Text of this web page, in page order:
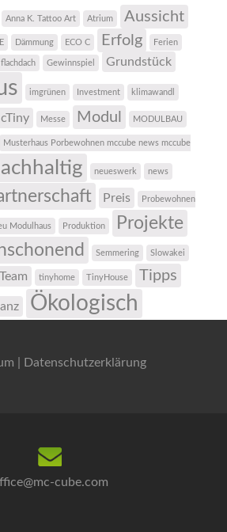
Anna K. Tattoo Art Atrium Aussicht
Dämmung ECO C Erfolg Ferien
flachdach Gewinnspiel Grundstück
imgrünen Investment klimawandl
Messe Modul MODULBAU
Musterhaus Porbewohnen mccube news mccube
neueswerk news
Preis Probewohnen
Modulhaus Produktion
Projekte
Semmering Slowakei
Team tinyhome TinyHouse Tipps
Ökologisch
Datenschutzerklärung
cube.com